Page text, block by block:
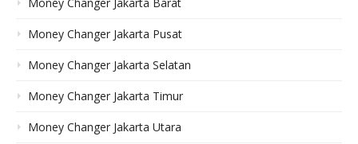
Money Changer Jakarta Pusat
Money Changer Jakarta Selatan
Money Changer Jakarta Timur
Money Changer Jakarta Utara